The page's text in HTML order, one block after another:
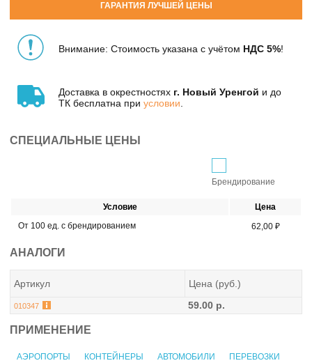
ГАРАНТИЯ ЛУЧШЕЙ ЦЕНЫ
Внимание: Стоимость указана с учётом НДС 5%!
Доставка в окрестностях г. Новый Уренгой и до
ТК бесплатна при условии
СПЕЦИАЛЬНЫЕ ЦЕНЫ
Брендирование
Условие
Цена
От 100 ед. с брендированием
62,00 ₽
АНАЛОГИ
Артикул Цена (руб.)
010347 59.00 р.
ПРИМЕНЕНИЕ
АЭРОПОРТЫ КОНТЕЙНЕРЫ АВТОМОБИЛИ ПЕРЕВОЗКИ